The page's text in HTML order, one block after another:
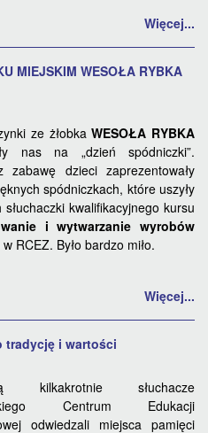
Więcej...
MIEJSKIM WESOŁA RYBKA
ze żłobkaWESOŁA RYBKA
nas na „dzień spódniczki”.
zabawę dzieci zaprezentowały
spódniczkach, które uszyły
słuchaczki kwalifikacyjnego kursu
i wytwarzanie wyrobów
RCEZ. Było bardzo miło.
Więcej...
tradycję i wartości
kilkakrotnie słuchacze
Centrum Edukacji
odwiedzali miejsca pamięci